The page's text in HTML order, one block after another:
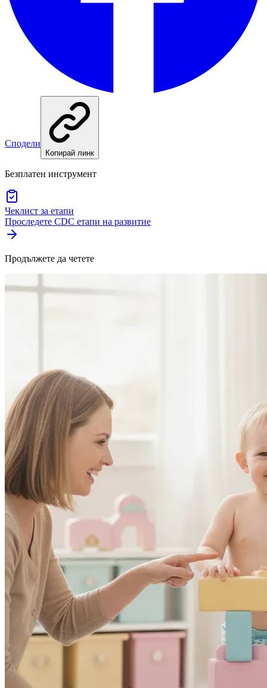
Сподели
Копирай линк
Безплатен инструмент
Чеклист за етапи
Проследете CDC етапи на развитие
Продължете да четете